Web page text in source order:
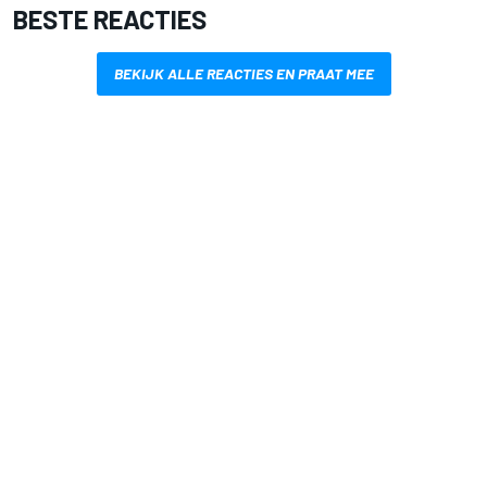
BESTE REACTIES
BEKIJK ALLE REACTIES EN PRAAT MEE